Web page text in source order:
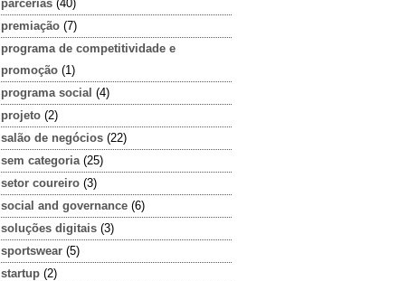
parcerias (40)
premiação (7)
programa de competitividade e
promoção (1)
programa social (4)
projeto (2)
salão de negócios (22)
sem categoria (25)
setor coureiro (3)
social and governance (6)
soluções digitais (3)
sportswear (5)
startup (2)